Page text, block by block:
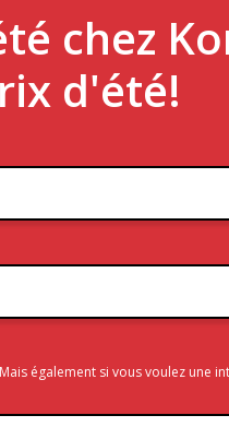
chez
d'été!
également si vous voulez une